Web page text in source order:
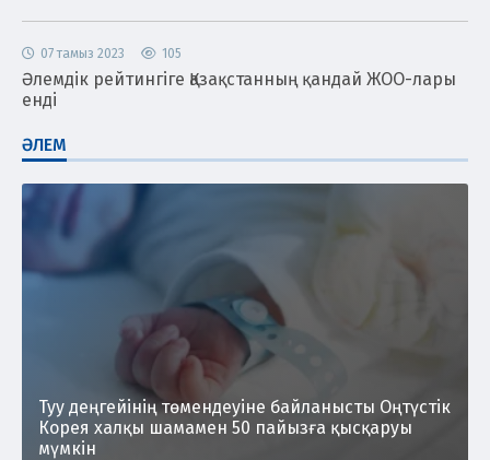
07 тамыз 2023 105
Әлемдік рейтингіге Қазақстанның қандай ЖОО-лары
енді
ӘЛЕМ
Туу деңгейінің төмендеуіне байланысты Оңтүстік
Корея халқы шамамен 50 пайызға қысқаруы
мүмкін